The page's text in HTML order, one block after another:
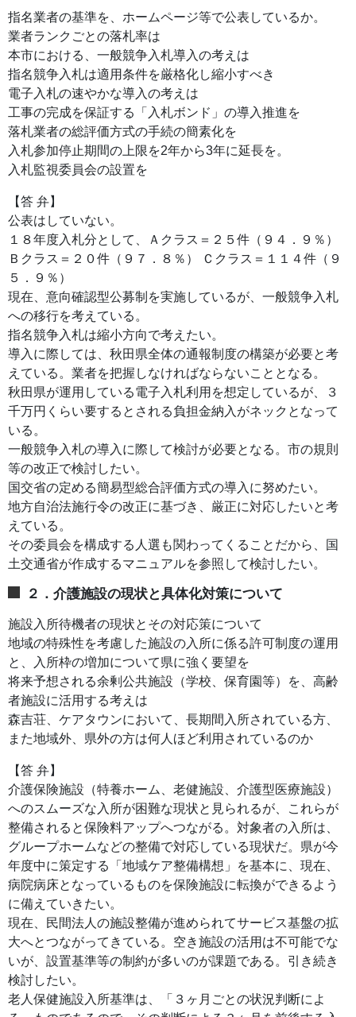
指名業者の基準を、ホームページ等で公表しているか。
業者ランクごとの落札率は
本市における、一般競争入札導入の考えは
指名競争入札は適用条件を厳格化し縮小すべき
電子入札の速やかな導入の考えは
工事の完成を保証する「入札ボンド」の導入推進を
落札業者の総評価方式の手続の簡素化を
入札参加停止期間の上限を2年から3年に延長を。
入札監視委員会の設置を
【答 弁】
公表はしていない。
１８年度入札分として、Ａクラス＝２５件（９４．９％）
Ｂクラス＝２０件（９７．８％） Ｃクラス＝１１４件（９
５．９％）
現在、意向確認型公募制を実施しているが、一般競争入札
への移行を考えている。
指名競争入札は縮小方向で考えたい。
導入に際しては、秋田県全体の通報制度の構築が必要と考
えている。業者を把握しなければならないこととなる。
秋田県が運用している電子入札利用を想定しているが、３
千万円くらい要するとされる負担金納入がネックとなって
いる。
一般競争入札の導入に際して検討が必要となる。市の規則
等の改正で検討したい。
国交省の定める簡易型総合評価方式の導入に努めたい。
地方自治法施行令の改正に基づき、厳正に対応したいと考
えている。
その委員会を構成する人選も関わってくることだから、国
土交通省が作成するマニュアルを参照して検討したい。
２．介護施設の現状と具体化対策について
施設入所待機者の現状とその対応策について
地域の特殊性を考慮した施設の入所に係る許可制度の運用
と、入所枠の増加について県に強く要望を
将来予想される余剰公共施設（学校、保育園等）を、高齢
者施設に活用する考えは
森吉荘、ケアタウンにおいて、長期間入所されている方、
また地域外、県外の方は何人ほど利用されているのか
【答 弁】
介護保険施設（特養ホーム、老健施設、介護型医療施設）
へのスムーズな入所が困難な現状と見られるが、これらが
整備されると保険料アップへつながる。対象者の入所は、
グループホームなどの整備で対応している現状だ。県が今
年度中に策定する「地域ケア整備構想」を基本に、現在、
病院病床となっているものを保険施設に転換ができるよう
に備えていきたい。
現在、民間法人の施設整備が進められてサービス基盤の拡
大へとつながってきている。空き施設の活用は不可能でな
いが、設置基準等の制約が多いのが課題である。引き続き
検討したい。
老人保健施設入所基準は、「３ヶ月ごとの状況判断によ